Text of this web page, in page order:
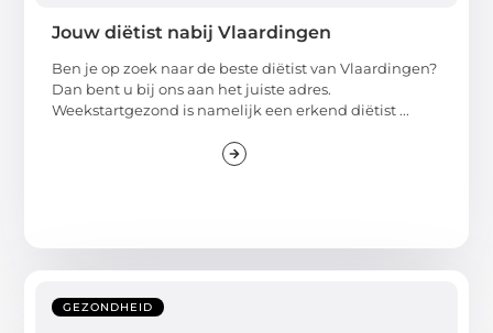
Jouw diëtist nabij Vlaardingen
Ben je op zoek naar de beste diëtist van Vlaardingen?
Dan bent u bij ons aan het juiste adres.
Weekstartgezond is namelijk een erkend diëtist ...
GEZONDHEID